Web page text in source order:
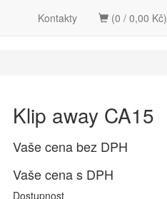
Kontakty (0 / 0,00 Kč)
Klip away CA15
Vaše cena bez DPH
Vaše cena s DPH
Dostupnost